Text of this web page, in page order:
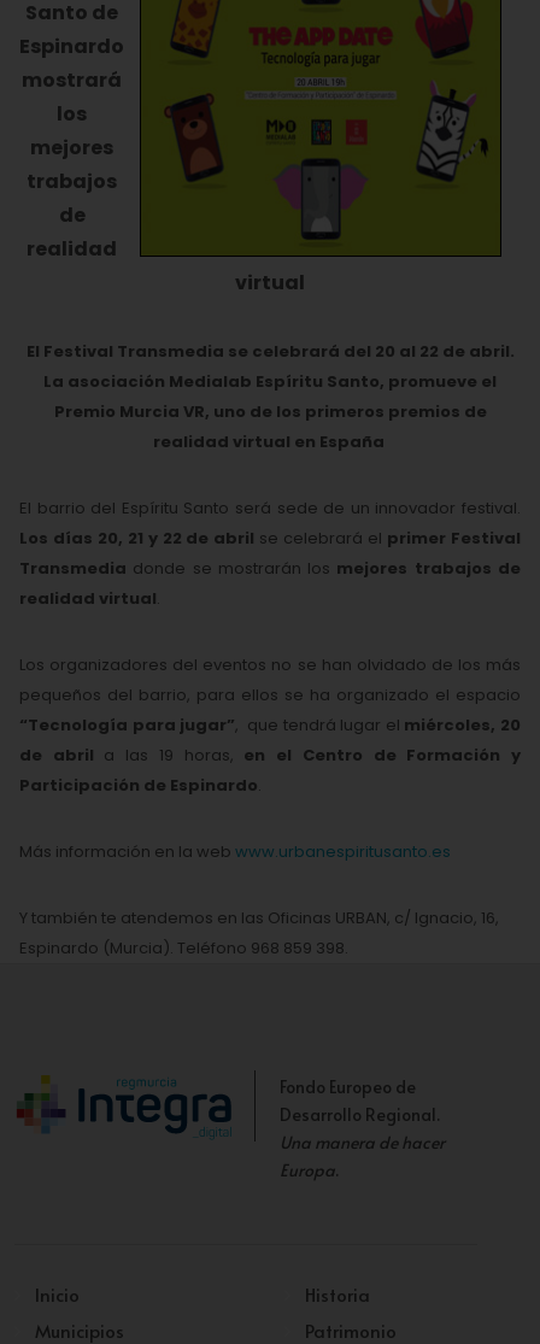
Santo de
Espinardo
mostrará
los
mejores
trabajos
de
realidad
virtual
El Festival Transmedia se celebrará del 20 al 22 de abril.
La asociación Medialab Espíritu Santo, promueve el
Premio Murcia VR, uno de los primeros premios de
realidad virtual en España
El barrio del Espíritu Santo será sede de un innovador festival.
Los días 20, 21 y 22 de abril se celebrará el primer Festival
Transmedia donde se mostrarán los mejores trabajos de
realidad virtual.
Los organizadores del eventos no se han olvidado de los más
pequeños del barrio, para ellos se ha organizado el espacio
“Tecnología para jugar”, que tendrá lugar el miércoles, 20
de abril a las 19 horas, en el Centro de Formación y
Participación de Espinardo.
Más información en la web www.urbanespiritusanto.es
Y también te atendemos en las Oficinas URBAN, c/ Ignacio, 16,
Espinardo (Murcia). Teléfono 968 859 398.
Fondo Europeo de
Desarrollo Regional.
Una manera de hacer
Europa.
Inicio
Municipios
Historia
Patrimonio